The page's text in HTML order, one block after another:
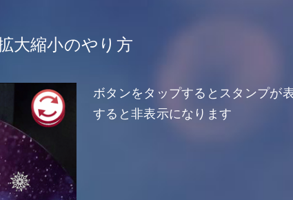
大縮小のやり方
ボタンをタップするとスタンプ
すると非表示になります